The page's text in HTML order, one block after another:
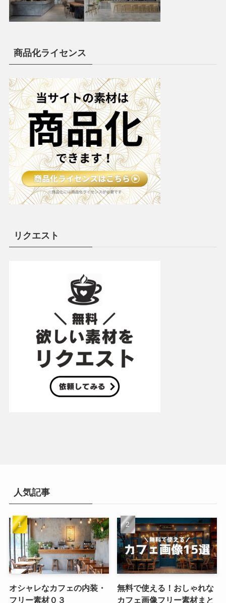
商品化ライセンス
リクエスト
人気記事
オシャレなカフェの内装・
フリー素材０３
無料で使える！おしゃれな
カフェ画像フリー素材まと